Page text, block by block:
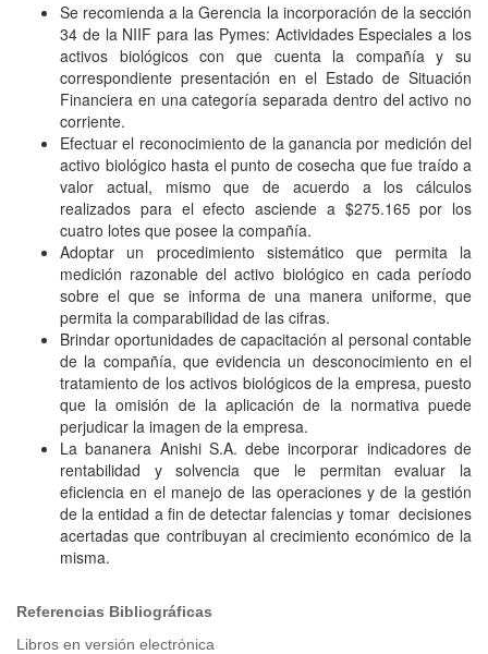
Se recomienda a la Gerencia la incorporación de la sección
34 de la NIIF para las Pymes: Actividades Especiales a los
activos biológicos con que cuenta la compañía y su
correspondiente presentación en el Estado de Situación
Financiera en una categoría separada dentro del activo no
corriente.
Efectuar el reconocimiento de la ganancia por medición del
activo biológico hasta el punto de cosecha que fue traído a
valor actual, mismo que de acuerdo a los cálculos
realizados para el efecto asciende a $275.165 por los
cuatro lotes que posee la compañía.
Adoptar un procedimiento sistemático que permita la
medición razonable del activo biológico en cada período
sobre el que se informa de una manera uniforme, que
permita la comparabilidad de las cifras.
Brindar oportunidades de capacitación al personal contable
de la compañía, que evidencia un desconocimiento en el
tratamiento de los activos biológicos de la empresa, puesto
que la omisión de la aplicación de la normativa puede
perjudicar la imagen de la empresa.
La bananera Anishi S.A. debe incorporar indicadores de
rentabilidad y solvencia que le permitan evaluar la
eficiencia en el manejo de las operaciones y de la gestión
de la entidad a fin de detectar falencias y tomar decisiones
acertadas que contribuyan al crecimiento económico de la
misma.
Referencias Bibliográficas
Libros en versión electrónica